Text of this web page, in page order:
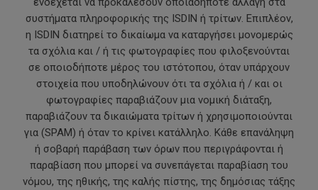
συστήματα πληροφορικής της ISDIN ή τρίτων. Επιπλέον,
η ISDIN διατηρεί το δικαίωμα να καταργήσει μονομερώς
τα σχόλια και / ή τις φωτογραφίες που φιλοξενούνται
σε οποιοδήποτε μέρος του ιστότοπου, όταν υπάρχουν
στοιχεία που υποδηλώνουν ότι τα σχόλια ή / και οι
φωτογραφίες παραβιάζουν μια νομική διάταξη,
παραβιάζουν τα δικαιώματα τρίτων ή χρησιμοποιούνται
για (SPAM) ή όταν το κρίνει κατάλληλο. Κάθε επανάληψη
ή σοβαρή παράβαση των όρων που περιγράφονται ή
παραβίαση που μπορεί να συνεπάγεται παραβίαση του
νόμου, της ηθικής, της καλής πίστης, της δημόσιας τάξης